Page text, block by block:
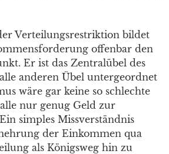
Verteilungsrestriktion bildet
offenbar den
Er ist das Zentralübel des
anderen Übel untergeordnet
wäre gar keine so schlechte
nur genug Geld zur
simples Missverständnis
der Einkommen qua
als Königsweg hin zu